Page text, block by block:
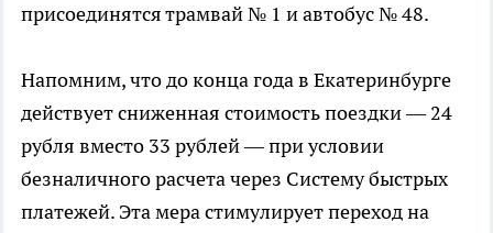
присоединятся трамвай № 1 и автобус № 48.
Напомним, что до конца года в Екатеринбурге
действует сниженная стоимость поездки — 24
рубля вместо 33 рублей — при условии
безналичного расчета через Систему быстрых
платежей. Эта мера стимулирует переход на